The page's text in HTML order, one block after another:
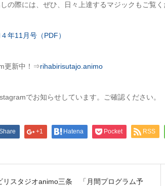
の際には、ぜひ、日々上達するマジックもご覧く
年11月号（PDF）
更新中！⇒rihabirisutajo.animo
でお知らせしています。ご確認ください。
+1 Hatena Pocket RSS
リスタジオanimo三条 「月間プログラム予